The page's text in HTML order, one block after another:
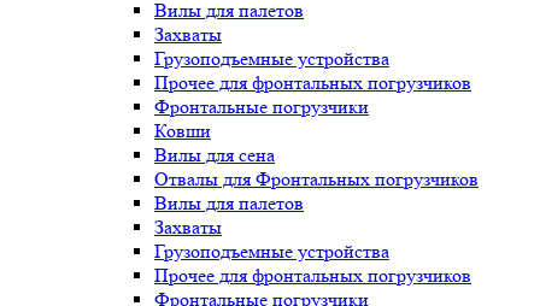
Вилы для палетов
Захваты
Грузоподъемные устройства
Прочее для фронтальных погрузчиков
Фронтальные погрузчики
Ковши
Вилы для сена
Отвалы для Фронтальных погрузчиков
Вилы для палетов
Захваты
Грузоподъемные устройства
Прочее для фронтальных погрузчиков
Фронтальные погрузчики